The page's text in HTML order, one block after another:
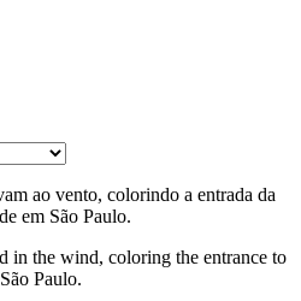
ao vento, colorindo a entrada da
em São Paulo.
in the wind, coloring the entrance to
Paulo.